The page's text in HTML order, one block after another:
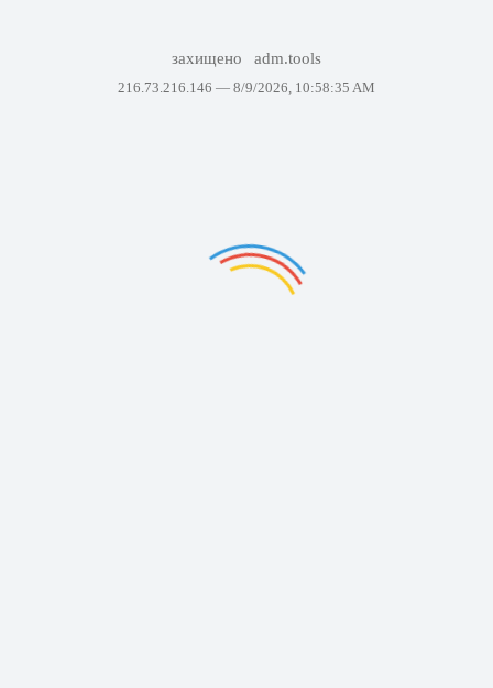
захищено adm.tools
216.73.216.146 — 8/9/2026, 10:58:35 AM